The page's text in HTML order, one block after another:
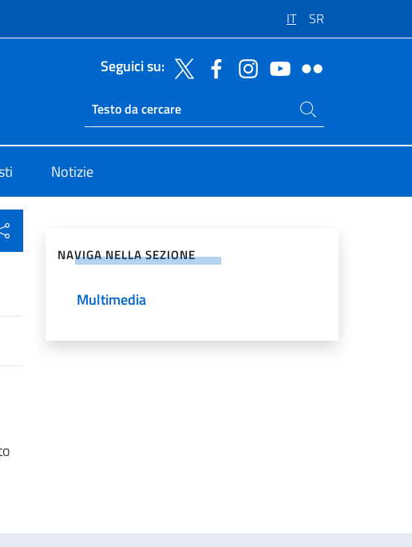
IT SR
Seguici su:
Ricerca sito live
Cerca nel sito
Notizie
NAVIGA NELLA SEZIONE
Multimedia